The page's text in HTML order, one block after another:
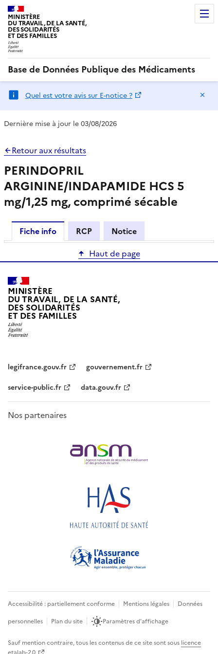
MINISTÈRE
DU TRAVAIL, DE LA SANTÉ,
DES SOLIDARITÉS
ET DES FAMILLES
Base de Données Publique des Médicaments
Quel est votre avis sur E-notice ?
Dernière mise à jour le 03/08/2026
Retour aux résultats
PERINDOPRIL
ARGININE/INDAPAMIDE HCS 5
mg/1,25 mg, comprimé sécable
Fiche info RCP
Notice
Haut de page
MINISTÈRE
DU TRAVAIL, DE LA SANTÉ,
DES SOLIDARITÉS
ET DES FAMILLES
legifrance.gouv.fr
gouvernement.fr
service-public.fr
data.gouv.fr
Nos partenaires
Accessibilité : partiellement conforme Mentions légales
Données
personnelles
Plan du site Paramètres d'affichage
Sauf mention contraire, tous les contenus de ce site sont sous licence